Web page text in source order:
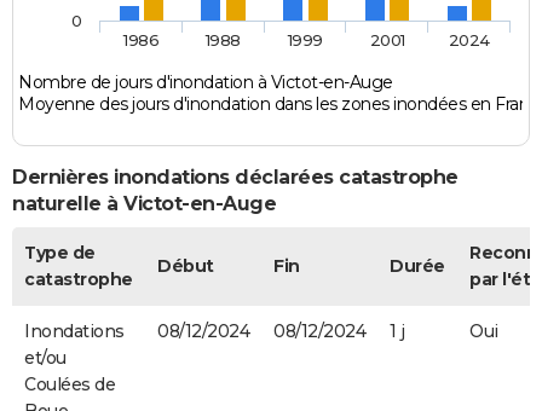
Nombre de jours d'inondation à Victot-en-Auge
Moyenne des jours d'inondation dans les zones inondées en
1986 1988 1999 2001 2024
0
Dernières inondations déclarées catastrophe
naturelle à Victot-en-Auge
Type de
catastrophe
Début Fin Durée
par
Inondations
et/ou
Coulées de
08/12/2024 08/12/2024 1 j Oui